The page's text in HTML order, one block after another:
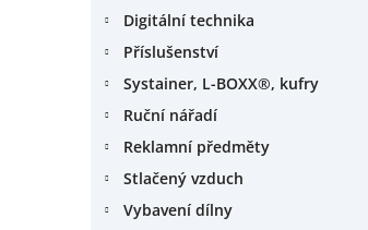
Digitální technika
Příslušenství
Systainer, L-BOXX®, kufry
Ruční nářadí
Reklamní předměty
Stlačený vzduch
Vybavení dílny